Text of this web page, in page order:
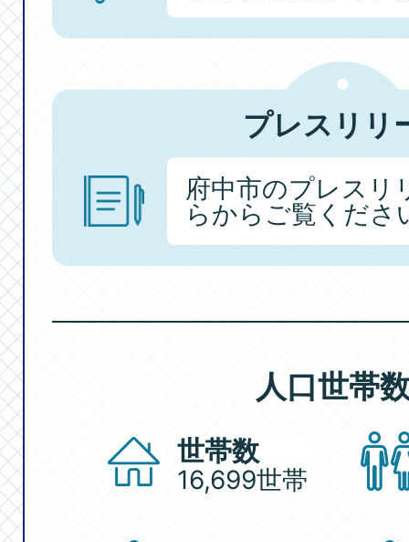
プレスリリ
府中市のプレスリ
らからご覧くださ
人口世帯
世帯数
16,699世帯